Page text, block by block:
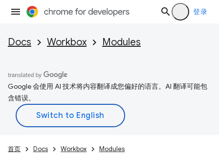
登录
Docs Workbox Modules
Google 会使用 AI 技术将内容翻译成您偏好的语言。AI 翻译可能包
含错误。
首页 Docs Workbox Modules